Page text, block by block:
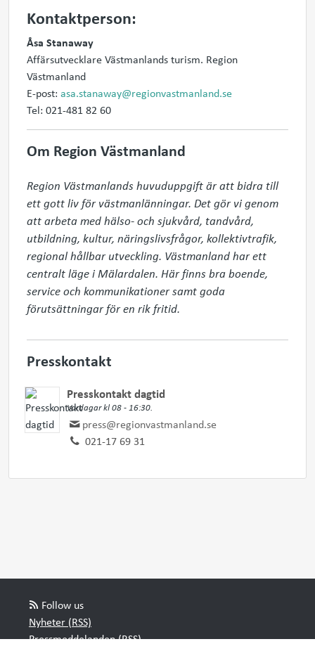
Kontaktperson:
Åsa Stanaway
Affärsutvecklare Västmanlands turism. Region
Västmanland
E-post: asa.stanaway@regionvastmanland.se
Tel: 021-481 82 60
Om Region Västmanland
Region Västmanlands huvuduppgift är att bidra till
ett gott liv för västmanlänningar. Det gör vi genom
att arbeta med hälso- och sjukvård, tandvård,
utbildning, kultur, näringslivsfrågor, kollektivtrafik,
regional hållbar utveckling. Västmanland har ett
centralt läge i Mälardalen. Här finns bra boende,
service och kommunikationer samt goda
förutsättningar för en rik fritid.
Presskontakt
Presskontakt dagtid
Vardagar kl 08 - 16:30.
press@regionvastmanland.se
021-17 69 31
Follow us
Nyheter (RSS)
Pressmeddelanden (RSS)